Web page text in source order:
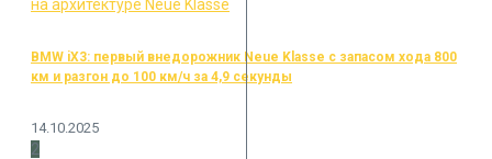
BMW iX3: первый внедорожник Neue Klasse с запасом хода 800
км и разгон до 100 км/ч за 4,9 секунды
14.10.2025
2